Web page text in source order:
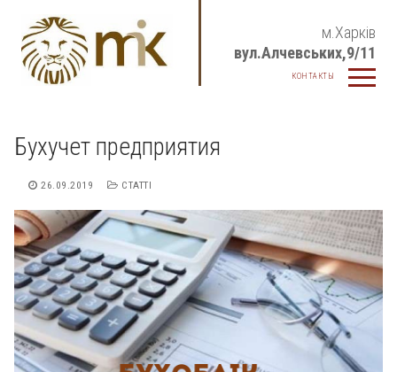
вмісту
м.Харків
вул.Алчевських,9/11
КОНТАКТЫ
Бухучет предприятия
26.09.2019 СТАТТІ